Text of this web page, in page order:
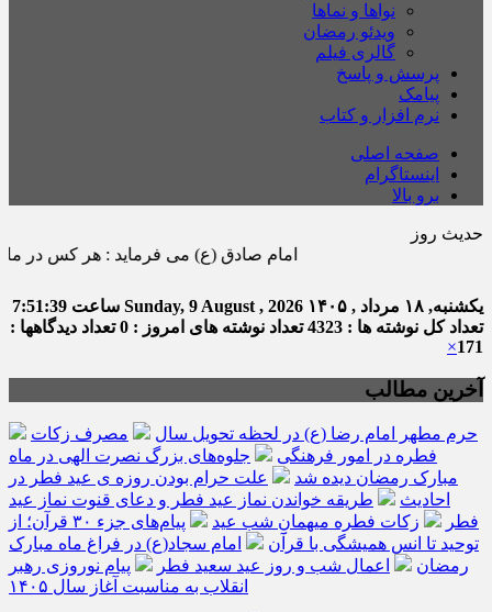
نواها و نماها
ویدئو رمضان
گالری فیلم
پرسش و پاسخ
پیامک
نرم افزار و کتاب
صفحه اصلی
اینستاگرام
برو بالا
حدیث روز
امام صادق (ع) می فرماید : هر كس در ماه رمضان صدقه
یکشنبه, ۱۸ مرداد , ۱۴۰۵ Sunday, 9 August , 2026 ساعت 7:51:40
تعداد کل نوشته ها : 4323
تعداد نوشته های امروز : 0
تعداد دیدگاهها :
171
×
آخرین مطالب
حرم مطهر امام رضا (ع) در لحظه تحویل سال
مصرف زکات
فطره در امور فرهنگی
جلوه‌های بزرگ نصرت الهی در ماه
مبارک رمضان دیده شد
علت حرام بودن روزه ی عید فطر در
احادیث
طریقه خواندن نماز عید فطر و دعای قنوت نماز عید
فطر
زکات فطره میهمانِ شب عید
پیام‌های جزء ۳۰ قرآن؛ از
توحید تا انس همیشگی با قرآن
امام سجاد(ع) در فراغ ماه مبارک
رمضان
اعمال شب و روز عید سعید فطر
پیام نوروزی رهبر
انقلاب به مناسبت آغاز سال ۱۴۰۵